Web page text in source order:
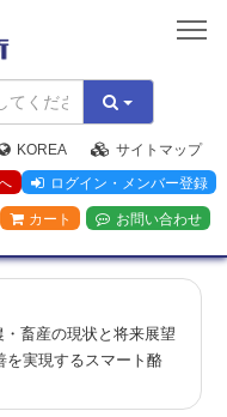
KOREA
サイトマップ
ログイン・メンバー登録
カート お問い合わせ
畜産の現状と将来展望
を実現するスマート酪